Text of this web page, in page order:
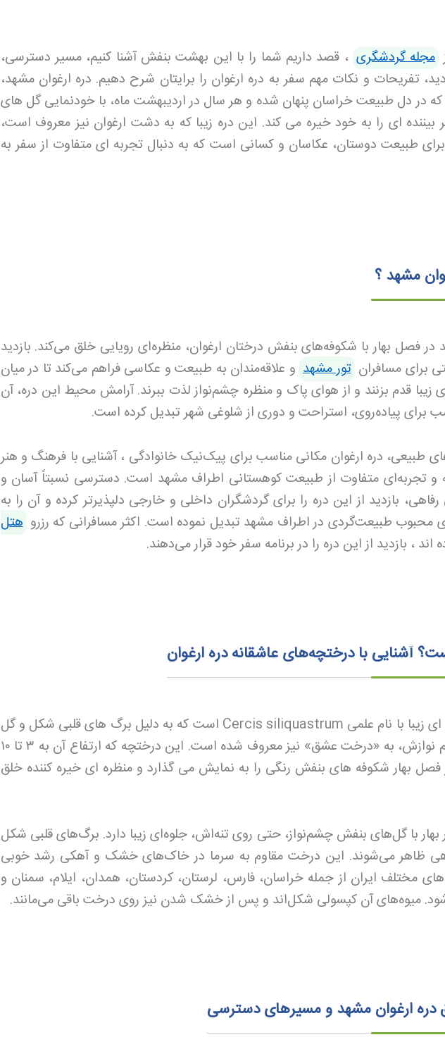
مجله گردشگری ، قصد داریم شما را با این بهشت بنفش آشنا کنیم، مسیر دسترسی،
تفریحات و نکات مهم سفر به دره ارغوان را برایتان شرح دهیم. دره ارغوان مشهد،
در دل طبیعت خراسان پنهان شده و هر سال در اردیبهشت ماه، با خودنمایی گل های
بیننده ای را به خود خیره می کند. این دره زیبا که به دشت ارغوان نیز معروف است،
طبیعت دوستان، عکاسان و کسانی است که به دنبال تجربه ای متفاوت از سفر به
مشهد ؟
در فصل بهار با شکوفه‌های بنفش درختان ارغوان، منظره‌ای رویایی خلق می‌کند. بازدید
برای مسافران تور مشهد و علاقه‌مندان به طبیعت و عکاسی فراهم می‌کند تا در میان
زیبا قدم بزنند و از هوای پاک و منظره چشم‌نواز لذت ببرند. آرامش محیط این دره، آن
برای پیاده‌روی، استراحت و دوری از شلوغی شهر تبدیل کرده است.
طبیعی، دره ارغوان مکانی مناسب برای پیک‌نیک خانوادگی ، آشنایی با فرهنگ و هنر
و تجربه‌ای متفاوت از طبیعت کوهستانی اطراف مشهد است. دسترسی نسبتاً آسان و
رفاهی، بازدید از این دره را برای گردشگران داخلی و خارجی دلپذیرتر کرده و آن را به
محبوب طبیعت‌گردی در اطراف مشهد تبدیل نموده است. اکثر مسافرانی که رزرو هتل
اند ، بازدید از این دره را در برنامه سفر خود قرار می‌دهند.
آشنایی با درختچه‌های عاشقانه دره ارغوان
زیبا با نام علمی
است که به دلیل برگ های قلبی شکل و گل
به «درخت عشق» نیز معروف شده است. این درختچه که ارتفاع آن به ۳تا ۱۰
بهار شکوفه های بنفش رنگی را به نمایش می گذارد و منظره ای خیره کننده خلق
با گل‌های بنفش چشم‌نواز، حتی روی تنه‌اش، جلوه‌ای زیبا دارد. برگ‌های قلبی شکل
ظاهر می‌شوند. این درخت مقاوم به سرما در خاک‌های خشک و آهکی رشد خوبی
مختلف ایران از جمله خراسان، فارس، لرستان، کردستان، همدان، ایلام، سمنان و
میوه‌های آن کپسولی شکل‌اند و پس از خشک شدن نیز روی درخت باقی می‌مانند.
دره ارغوان مشهد و مسیرهای دسترسی